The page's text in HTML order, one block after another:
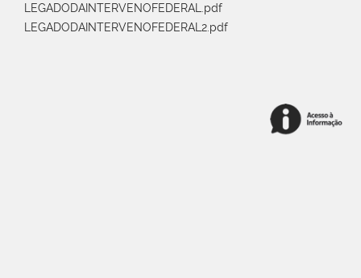
LEGADODAINTERVENOFEDERAL.pdf
LEGADODAINTERVENOFEDERAL2.pdf